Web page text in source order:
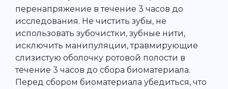
перенапряжение в течение 3 часов до
исследования. Не чистить зубы, не
использовать зубочистки, зубные нити,
исключить манипуляции, травмирующие
слизистую оболочку ротовой полости в
течение 3 часов до сбора биоматериала.
Перед сбором биоматериала убедиться, что